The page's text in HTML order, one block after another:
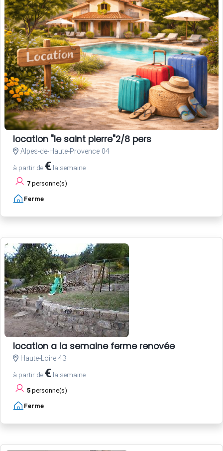
location "le saint pierre"2/8 pers
Alpes-de-Haute-Provence 04
à partir de € la semaine
7 personne(s)
Ferme
location a la semaine ferme renovée
Haute-Loire 43
à partir de € la semaine
5 personne(s)
Ferme